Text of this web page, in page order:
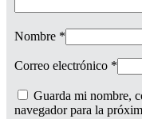
Nombre *
Correo electrónico *
Guarda mi nombre,
navegador para la